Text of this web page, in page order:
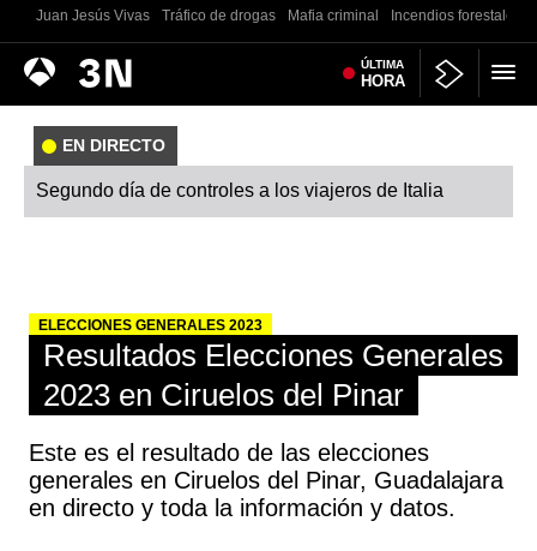
Juan Jesús Vivas Tráfico de drogas Mafia criminal Incendios forestales
Antena
3
Noticias ÚLTIMA
HORA
EN DIRECTO
Segundo día de controles a los viajeros de Italia
ELECCIONES GENERALES 2023
Resultados Elecciones Generales
2023 en Ciruelos del Pinar
Este es el resultado de las elecciones
generales en Ciruelos del Pinar, Guadalajara
en directo y toda la información y datos.